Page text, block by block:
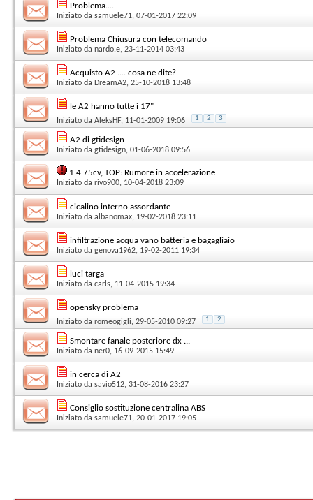
Problema....
Iniziato da samuele71, 07-01-2017 22:09
Problema Chiusura con telecomando
Iniziato da nardo.e, 23-11-2014 03:43
Acquisto A2 .... cosa ne dite?
Iniziato da DreamA2, 25-10-2018 13:48
le A2 hanno tutte i 17"
Iniziato da AleksHF, 11-01-2009 19:06 1 2 3
A2 di gtidesign
Iniziato da gtidesign, 01-06-2018 09:56
1.4 75cv, TOP: Rumore in accelerazione
Iniziato da rivo900, 10-04-2018 23:09
cicalino interno assordante
Iniziato da albanomax, 19-02-2018 23:11
infiltrazione acqua vano batteria e bagagliaio
Iniziato da genova1962, 19-02-2011 19:34
luci targa
Iniziato da carls, 11-04-2015 19:34
opensky problema
Iniziato da romeogigli, 29-05-2010 09:27 1 2
Smontare fanale posteriore dx ...
Iniziato da ner0, 16-09-2015 15:49
in cerca di A2
Iniziato da savio512, 31-08-2016 23:27
Consiglio sostituzione centralina ABS
Iniziato da samuele71, 20-01-2017 19:05